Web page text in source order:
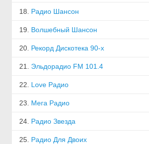
18. Радио Шансон
19. Волшебный Шансон
20. Рекорд Дискотека 90-х
21. Эльдорадио FM 101.4
22. Love Радио
23. Мега Радио
24. Радио Звезда
25. Радио Для Двоих